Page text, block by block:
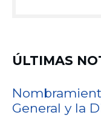
ÚLTIMAS
General y la